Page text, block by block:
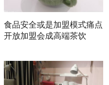
食品安全或是加盟模式痛点
开放加盟会成高端茶饮